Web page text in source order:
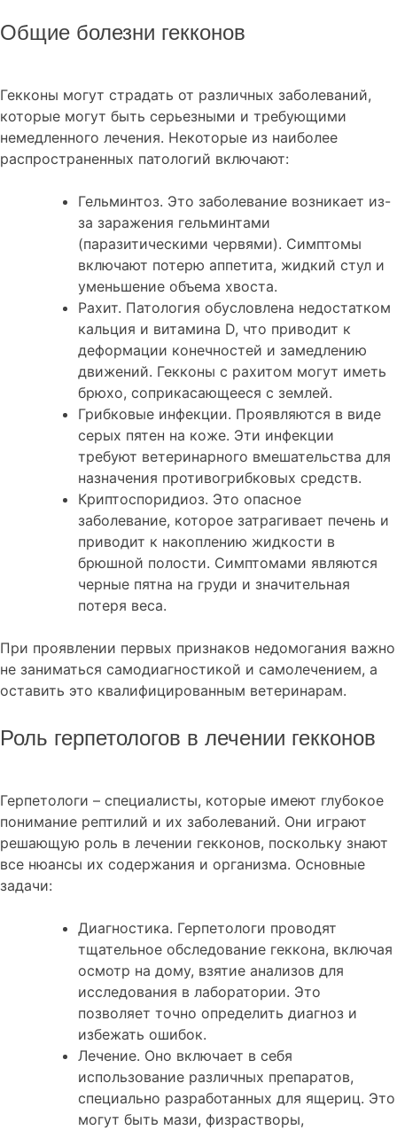
Общие болезни гекконов
Гекконы могут страдать от различных заболеваний,
которые могут быть серьезными и требующими
немедленного лечения. Некоторые из наиболее
распространенных патологий включают:
Гельминтоз. Это заболевание возникает из-
за заражения гельминтами
(паразитическими червями). Симптомы
включают потерю аппетита, жидкий стул и
уменьшение объема хвоста.
Рахит. Патология обусловлена недостатком
кальция и витамина D, что приводит к
деформации конечностей и замедлению
движений. Гекконы с рахитом могут иметь
брюхо, соприкасающееся с землей.
Грибковые инфекции. Проявляются в виде
серых пятен на коже. Эти инфекции
требуют ветеринарного вмешательства для
назначения противогрибковых средств.
Криптоспоридиоз. Это опасное
заболевание, которое затрагивает печень и
приводит к накоплению жидкости в
брюшной полости. Симптомами являются
черные пятна на груди и значительная
потеря веса.
При проявлении первых признаков недомогания важно
не заниматься самодиагностикой и самолечением, а
оставить это квалифицированным ветеринарам.
Роль герпетологов в лечении гекконов
Герпетологи – специалисты, которые имеют глубокое
понимание рептилий и их заболеваний. Они играют
решающую роль в лечении гекконов, поскольку знают
все нюансы их содержания и организма. Основные
задачи:
Диагностика. Герпетологи проводят
тщательное обследование геккона, включая
осмотр на дому, взятие анализов для
исследования в лаборатории. Это
позволяет точно определить диагноз и
избежать ошибок.
Лечение. Оно включает в себя
использование различных препаратов,
специально разработанных для ящериц. Это
могут быть мази, физрастворы,